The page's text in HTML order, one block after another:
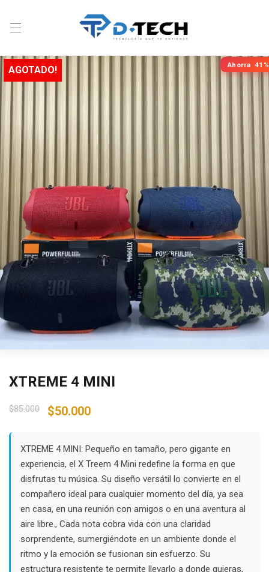
Ahorra 41%
AGOTADO!
XTREME 4 MINI
$85.000
Original
$85.000.
$50.000Current
$50.000.
XTREME 4 MINI: Pequeño en tamaño, pero gigante en
experiencia, el X Treem 4 Mini redefine la forma en que
disfrutas tu música. Su diseño versátil lo convierte en el
compañero ideal para cualquier momento del día, ya sea
en casa, en una reunión con amigos o en una aventura al
aire libre., Cada nota cobra vida con una claridad
sorprendente, sumergiéndote en un ambiente donde el
ritmo y la emoción se fusionan sin esfuerzo. Su
estructura resistente te permite llevarlo a donde quieras,